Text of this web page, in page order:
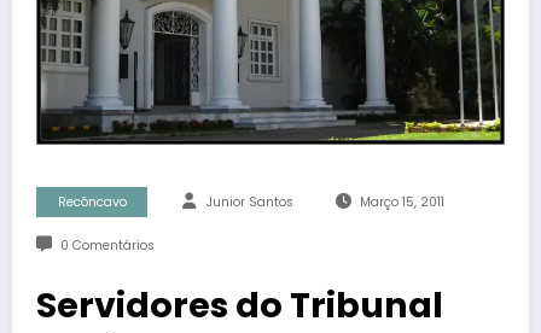
Recôncavo Junior Santos Março 15, 2011
0 Comentários
Servidores do Tribunal